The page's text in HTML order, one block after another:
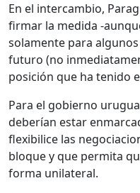
En el intercambio,
firmar la medida -
solamente para
futuro (no
posición que ha tenido
Para el gobierno
deberían estar
flexibilice las
bloque y que permita
forma unilateral.